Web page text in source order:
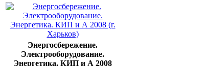
Энергосбережение.
Электрооборудование.
Энергетика. КИП и А 2008